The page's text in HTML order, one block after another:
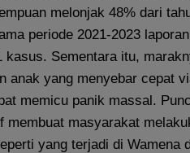
melonjak 48% dari
periode 2021-2023
Sementara itu,
anak yang menyebar cepat
memicu panik massal.
membuat masyarakat
yang terjadi di Wamena